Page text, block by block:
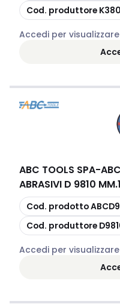
copia
Cod. produttore
Accedi per
ABC TOOLS SPA-
ABRASIVI D 9810
copia
Cod. prodotto
copia
Cod. produttore
Accedi per